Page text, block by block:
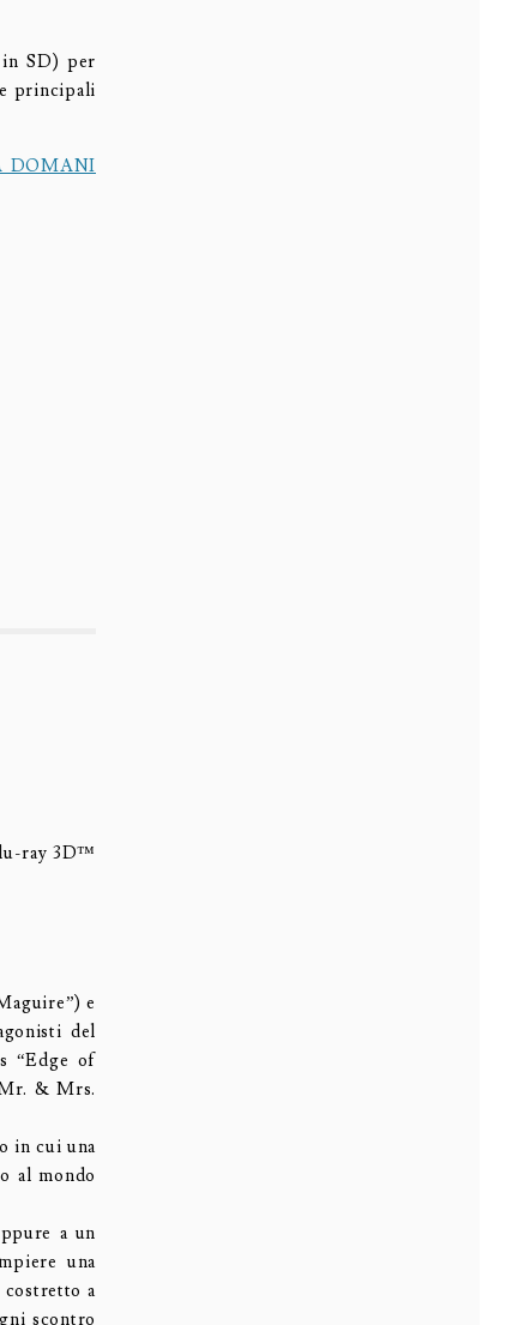
SD) per
principali
DOMANI
ray 3D™
e
del
“Edge of
& Mrs.
in cui una
al mondo
a un
una
a
scontro